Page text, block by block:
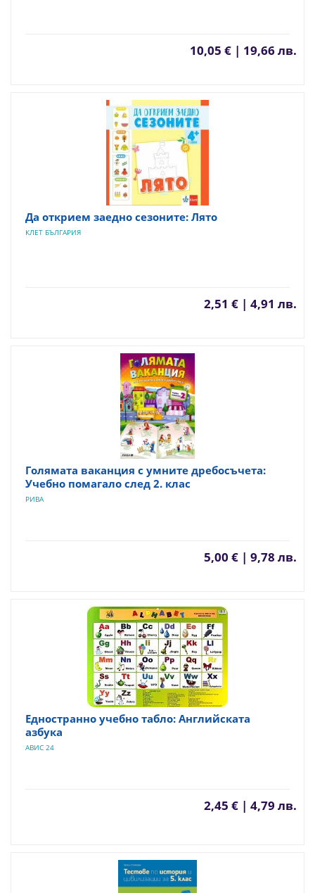
10,05 € | 19,66 лв.
Да открием заедно сезоните: Лято
КЛЕТ БЪЛГАРИЯ
2,51 € | 4,91 лв.
Голямата ваканция с умните дребосъчета:
Учебно помагало след 2. клас
РИВА
5,00 € | 9,78 лв.
Едностранно учебно табло: Английската
азбука
АВИС 24
2,45 € | 4,79 лв.